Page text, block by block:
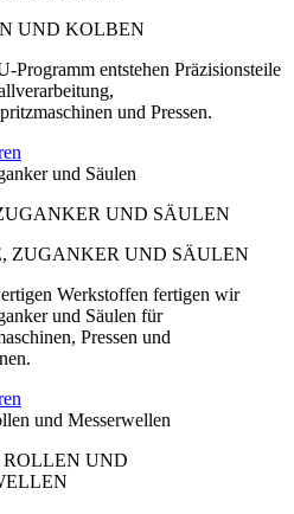
Programm entstehen Präzisionsteile
und Pressen.
und Säulen
UND SÄULEN
Werkstoffen fertigen wir
und Säulen für
Pressen und
und Messerwellen
UND